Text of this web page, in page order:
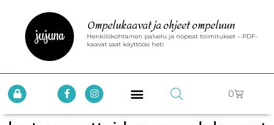
Ompelukaavat ja ohjeet ompeluun
Henkilökohtainen palvelu ja nopeat toimitukset – PDF-
kaavat saat käyttöösi heti
0